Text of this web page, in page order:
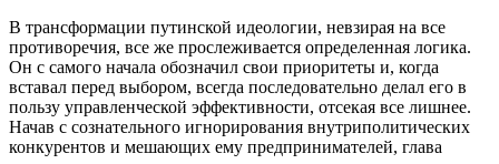
В трансформации путинской идеологии, невзирая на все
противоречия, все же прослеживается определенная логика.
Он с самого начала обозначил свои приоритеты и, когда
вставал перед выбором, всегда последовательно делал его в
пользу управленческой эффективности, отсекая все лишнее.
Начав с сознательного игнорирования внутриполитических
конкурентов и мешающих ему предпринимателей, глава